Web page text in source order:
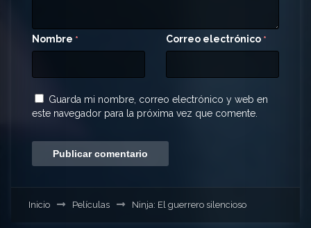
Nombre * Correo electrónico *
Guarda mi nombre, correo electrónico y web en
este navegador para la próxima vez que comente.
Inicio Películas Ninja: El guerrero silencioso